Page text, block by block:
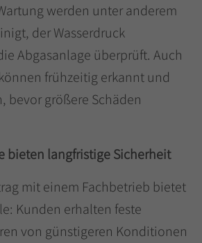
werden unter anderem
der Wasserdruck
Abgasanlage überprüft. Auch
frühzeitig erkannt und
bevor größere Schäden
bieten langfristige Sicherheit
mit einem Fachbetrieb bietet
Kunden erhalten feste
von günstigeren Konditionen